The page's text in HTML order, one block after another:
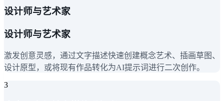
设计师与艺术家
设计师与艺术家
激发创意灵感，通过文字描述快速创建概念艺术、插画草图、
设计原型，或将现有作品转化为AI提示词进行二次创作。
3